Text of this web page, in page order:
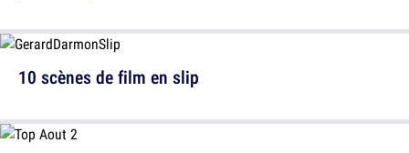
10 scènes de film en slip